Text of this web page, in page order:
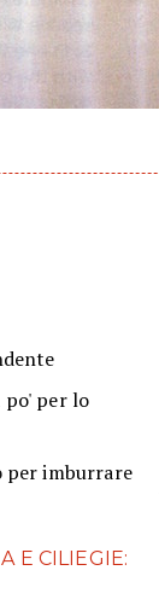
po' per lo
per imburrare
E CILIEGIE: